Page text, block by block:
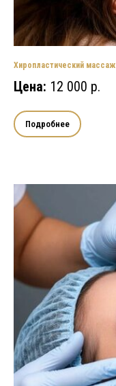
Хиропластический массаж
Цена: 12 000 р.
Подробнее